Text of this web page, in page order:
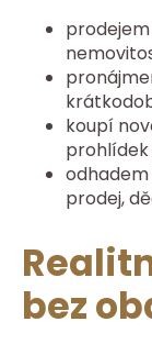
koupí
prohlídek
prodej,
bez